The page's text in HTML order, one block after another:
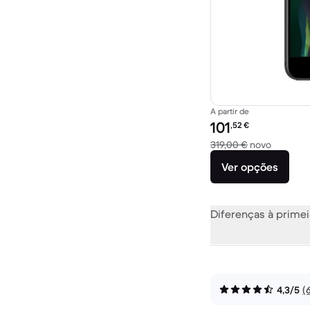
A partir de
Preço recondicionado:
101,52 €
319,00 € novoVersus
Ver opções
Diferenças à
4,3/5